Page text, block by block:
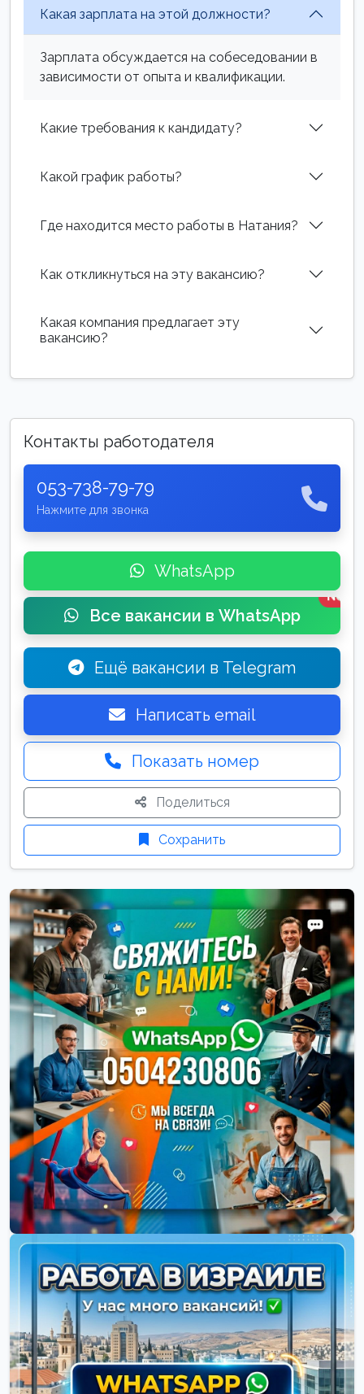
Какая зарплата на этой должности?
Зарплата обсуждается на собеседовании в
зависимости от опыта и квалификации.
Какие требования к кандидату?
Какой график работы?
Где находится место работы в Натания?
Как откликнуться на эту вакансию?
Какая компания предлагает эту
вакансию?
Контакты работодателя
053-738-79-79
Нажмите для звонка
WhatsApp
Все вакансии в WhatsApp
New
Ещё вакансии в Telegram
Написать email
Показать номер
Поделиться
Сохранить